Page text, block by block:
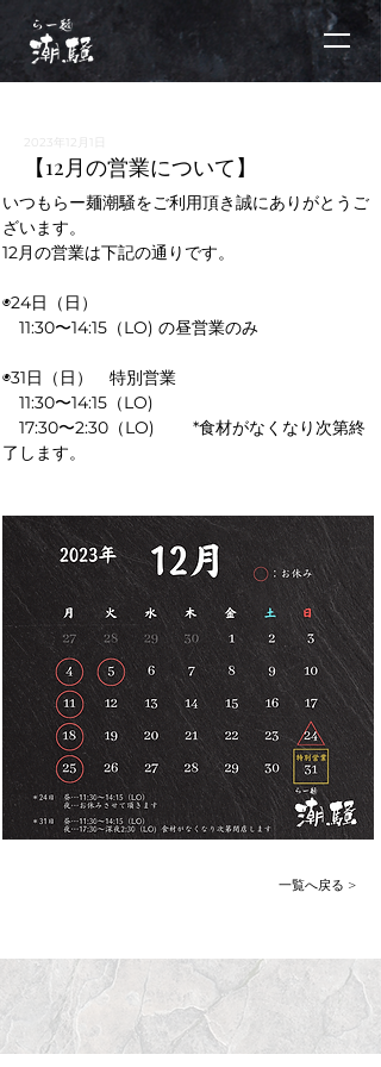
2023年12月1日
【12月の営業について】
いつもらー麺潮騒をご利用頂き誠にありがとうご
ざいます。
12月の営業は下記の通りです。
◉24日（日）
11:30〜14:15（LO) の昼営業のみ
◉31日（日）　特別営業
11:30〜14:15（LO)
17:30〜2:30（LO) 　　*食材がなくなり次第終
了します。
一覧へ戻る >